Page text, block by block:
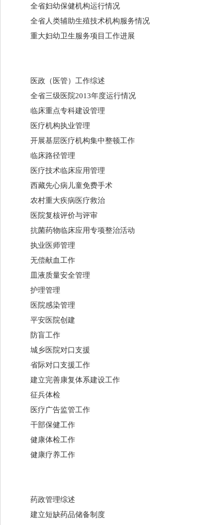
全省妇幼保健机构运行情况
全省人类辅助生殖技术机构服务情况
重大妇幼卫生服务项目工作进展
医政（医管）工作综述
全省三级医院2013年度运行情况
临床重点专科建设管理
医疗机构执业管理
开展基层医疗机构集中整顿工作
临床路径管理
医疗技术临床应用管理
西藏先心病儿童免费手术
农村重大疾病医疗救治
医院复核评价与评审
抗菌药物临床应用专项整治活动
执业医师管理
无偿献血工作
皿液质量安全管理
护理管理
医院感染管理
平安医院创建
防盲工作
城乡医院对口支援
省际对口支援工作
建立完善康复体系建设工作
征兵体检
医疗广告监管工作
干部保健工作
健康体检工作
健康疗养工作
药政管理综述
建立短缺药品储备制度